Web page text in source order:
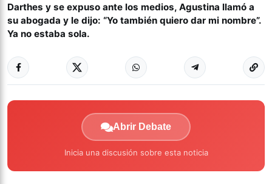
Darthes y se expuso ante los medios, Agustina llamó a
su abogada y le dijo: “Yo también quiero dar mi nombre”.
Ya no estaba sola.
Abrir Debate
Inicia una discusión sobre esta noticia